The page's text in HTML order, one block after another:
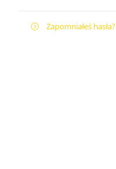
 Zapomniałeś hasła?